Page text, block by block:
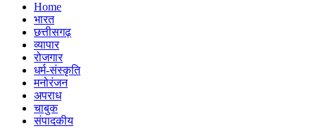
Home
भारत
छत्तीसगढ़
व्यापार
रोजगार
धर्म-संस्कृति
मनोरंजन
अपराध
चाबुक
संपादकीय